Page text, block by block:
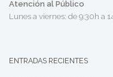
Atención al Público
Lunes a viernes: de 9:30h a
ENTRADAS RECIENTES